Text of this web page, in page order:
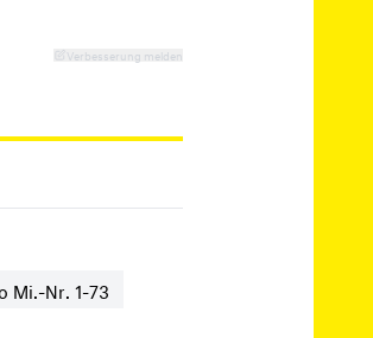
Verbesserung melden
Mi.-Nr. 1-73